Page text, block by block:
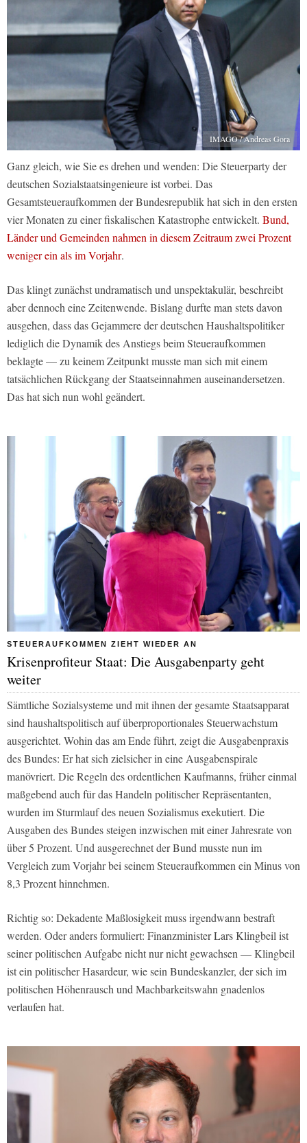
IMAGO / Andreas Gora
Ganz gleich, wie Sie es drehen und wenden: Die Steuerparty der
deutschen Sozialstaatsingenieure ist vorbei. Das
Gesamtsteueraufkommen der Bundesrepublik hat sich in den ersten
vier Monaten zu einer fiskalischen Katastrophe entwickelt. Bund,
Länder und Gemeinden nahmen in diesem Zeitraum zwei Prozent
weniger ein als im Vorjahr.
Das klingt zunächst undramatisch und unspektakulär, beschreibt
aber dennoch eine Zeitenwende. Bislang durfte man stets davon
ausgehen, dass das Gejammere der deutschen Haushaltspolitiker
lediglich die Dynamik des Anstiegs beim Steueraufkommen
beklagte — zu keinem Zeitpunkt musste man sich mit einem
tatsächlichen Rückgang der Staatseinnahmen auseinandersetzen.
Das hat sich nun wohl geändert.
STEUERAUFKOMMEN ZIEHT WIEDER AN
Krisenprofiteur Staat: Die Ausgabenparty geht
weiter
Sämtliche Sozialsysteme und mit ihnen der gesamte Staatsapparat
sind haushaltspolitisch auf überproportionales Steuerwachstum
ausgerichtet. Wohin das am Ende führt, zeigt die Ausgabenpraxis
des Bundes: Er hat sich zielsicher in eine Ausgabenspirale
manövriert. Die Regeln des ordentlichen Kaufmanns, früher einmal
maßgebend auch für das Handeln politischer Repräsentanten,
wurden im Sturmlauf des neuen Sozialismus exekutiert. Die
Ausgaben des Bundes steigen inzwischen mit einer Jahresrate von
über 5 Prozent. Und ausgerechnet der Bund musste nun im
Vergleich zum Vorjahr bei seinem Steueraufkommen ein Minus von
8,3 Prozent hinnehmen.
Richtig so: Dekadente Maßlosigkeit muss irgendwann bestraft
werden. Oder anders formuliert: Finanzminister Lars Klingbeil ist
seiner politischen Aufgabe nicht nur nicht gewachsen — Klingbeil
ist ein politischer Hasardeur, wie sein Bundeskanzler, der sich im
politischen Höhenrausch und Machbarkeitswahn gnadenlos
verlaufen hat.